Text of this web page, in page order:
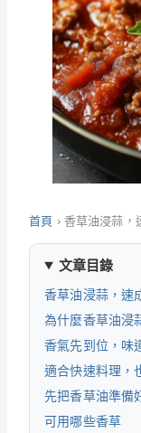
首頁 › 香草油浸蒜，
文章目錄
香草油浸蒜，速
為什麼香草油浸
香氣先到位，味
適合快速料理，
先把香草油準備
可用哪些香草